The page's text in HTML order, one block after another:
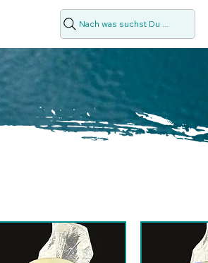
Nach was suchst Du ...